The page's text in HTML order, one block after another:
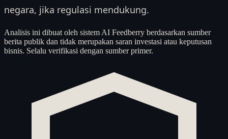
negara, jika regulasi mendukung.
Analisis ini dibuat oleh sistem AI Feedberry berdasarkan sumber
berita publik dan tidak merupakan saran investasi atau keputusan
bisnis. Selalu verifikasi dengan sumber primer.